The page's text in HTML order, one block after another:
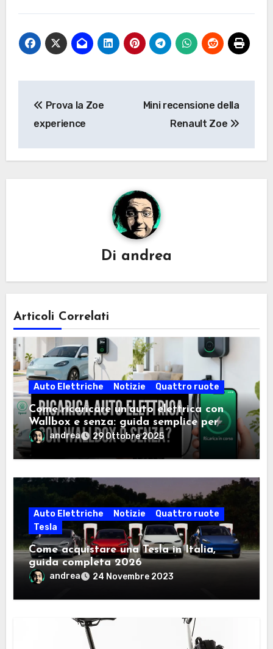
articoli
Prova la Zoe
experience
Mini recensione della
Renault Zoe
Di andrea
Articoli Correlati
Auto Elettriche Notizie Quattro ruote
Come ricaricare un’auto elettrica con
Wallbox e senza: guida semplice per
scegliere la soluzione giusta
andrea 29 Ottobre 2025
Auto Elettriche Notizie
Quattro ruote
Tesla
Come acquistare una Tesla in Italia,
guida completa 2026
andrea 24 Novembre 2023